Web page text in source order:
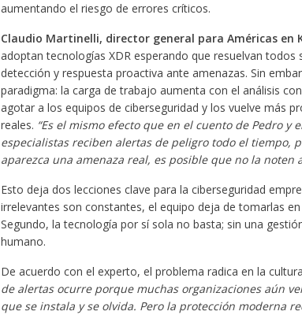
aumentando el riesgo de errores críticos.
Claudio Martinelli, director general para Américas en
adoptan tecnologías XDR esperando que resuelvan todos
detección y respuesta proactiva ante amenazas. Sin
paradigma: la carga de trabajo aumenta con el análisis
agotar a los equipos de ciberseguridad y los vuelve más
reales. “Es el mismo efecto que en el cuento de Pedro y
especialistas reciben alertas de peligro todo el tiempo,
aparezca una amenaza real, es posible que no la noten
Esto deja dos lecciones clave para la ciberseguridad
irrelevantes son constantes, el equipo deja de tomarlas
Segundo, la tecnología por sí sola no basta; sin una
humano.
De acuerdo con el experto, el problema radica en la
de alertas ocurre porque muchas organizaciones aún
que se instala y se olvida. Pero la protección moderna